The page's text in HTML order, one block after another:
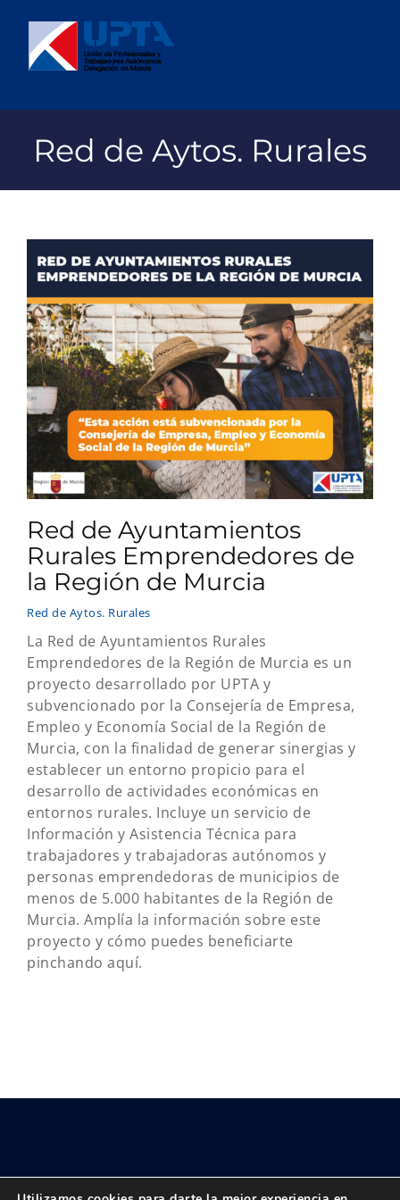
contenido
Red de Aytos. Rurales
Red de Ayuntamientos
Rurales Emprendedores de
la Región de Murcia
Red de Aytos. Rurales
La Red de Ayuntamientos Rurales
Emprendedores de la Región de Murcia es un
proyecto desarrollado por UPTA y
subvencionado por la Consejería de Empresa,
Empleo y Economía Social de la Región de
Murcia, con la finalidad de generar sinergias y
establecer un entorno propicio para el
desarrollo de actividades económicas en
entornos rurales. Incluye un servicio de
Información y Asistencia Técnica para
trabajadores y trabajadoras autónomos y
personas emprendedoras de municipios de
menos de 5.000 habitantes de la Región de
Murcia. Amplía la información sobre este
proyecto y cómo puedes beneficiarte
pinchando aquí.